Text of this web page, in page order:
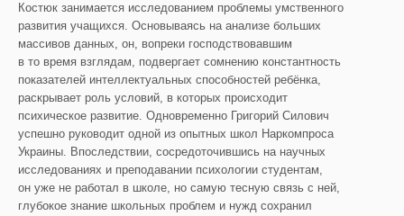
Костюк занимается исследованием проблемы умственного
развития учащихся. Основываясь на анализе больших
массивов данных, он, вопреки господствовавшим
в то время взглядам, подвергает сомнению константность
показателей интеллектуальных способностей ребёнка,
раскрывает роль условий, в которых происходит
психическое развитие. Одновременно Григорий Силович
успешно руководит одной из опытных школ Наркомпроса
Украины. Впоследствии, сосредоточившись на научных
исследованиях и преподавании психологии студентам,
он уже не работал в школе, но самую тесную связь с ней,
глубокое знание школьных проблем и нужд сохранил